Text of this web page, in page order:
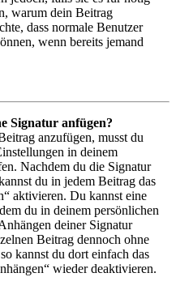
warum dein Beitrag
dass normale Benutzer
wenn bereits jemand
Signatur anfügen?
anzufügen, musst du
in deinem
Nachdem du die Signatur
du in jedem Beitrag das
aktivieren. Du kannst eine
du in deinem persönlichen
deiner Signatur
Beitrag dennoch ohne
kannst du dort einfach das
wieder deaktivieren.